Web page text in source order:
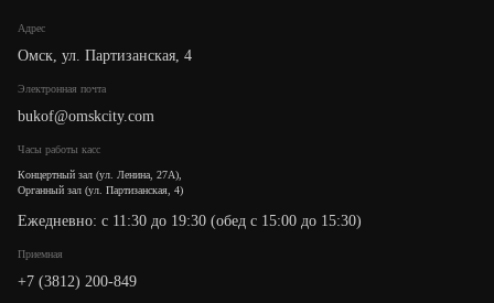
Адрес
Омск, ул. Партизанская, 4
Электронная почта
bukof@omskcity.com
Часы работы касс
Концертный зал (ул. Ленина, 27А),
Органный зал (ул. Партизанская, 4)
Ежедневно: с 11:30 до 19:30 (обед с 15:00 до 15:30)
Приемная
+7 (3812) 200-849